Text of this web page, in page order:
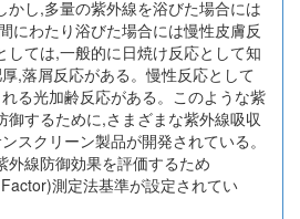
かし,多量の紫外線を浴びた場合には
にわたり浴びた場合には慢性皮膚反
しては,一般的に日焼け反応として知
,落屑反応がある。慢性反応として
る光加齢反応がある。このような紫
御するために,さまざまな紫外線吸収
スクリーン製品が開発されている。
外線防御効果を評価するため
測定法基準が設定されてい